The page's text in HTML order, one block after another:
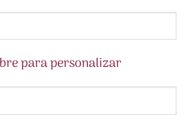
para personalizar